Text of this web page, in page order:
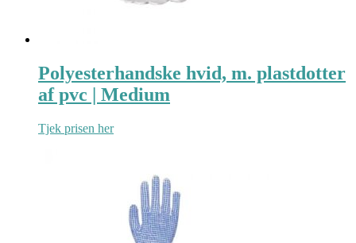
Polyesterhandske hvid, m. plastdotter
af pvc | Medium
Tjek prisen her